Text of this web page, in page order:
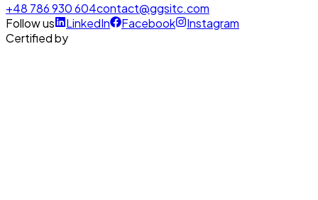
+48 786 930 604contact@ggsitc.com
Follow us
LinkedIn Facebook
Instagram
Certified by